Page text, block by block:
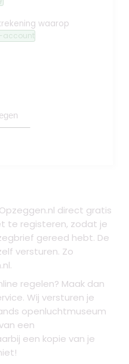
waarop
account
direct gratis
te registeren, zodat je
gereed hebt. De
versturen. Zo
regelen? Maak dan
Wij versturen je
openluchtmuseum
een
een kopie van je